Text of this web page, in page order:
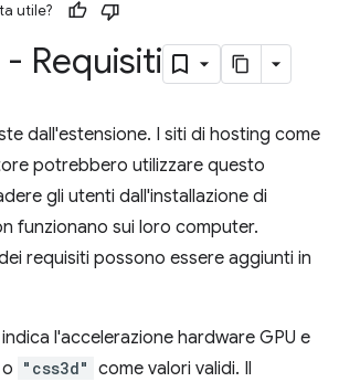
utile?
Requisiti
dall'estensione. I siti di hosting come
potrebbero utilizzare questo
gli utenti dall'installazione di
funzionano sui loro computer.
requisiti possono essere aggiunti in
indica l'accelerazione hardware GPU e
o "css3d" come valori validi. Il